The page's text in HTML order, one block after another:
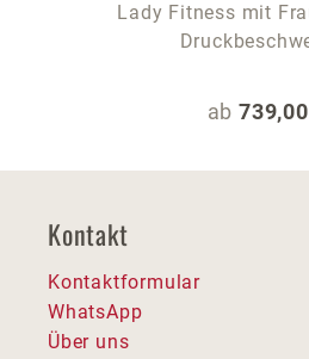
Lady Fitness mit
ab
Kontakt
Kontaktformular
WhatsApp
Über uns